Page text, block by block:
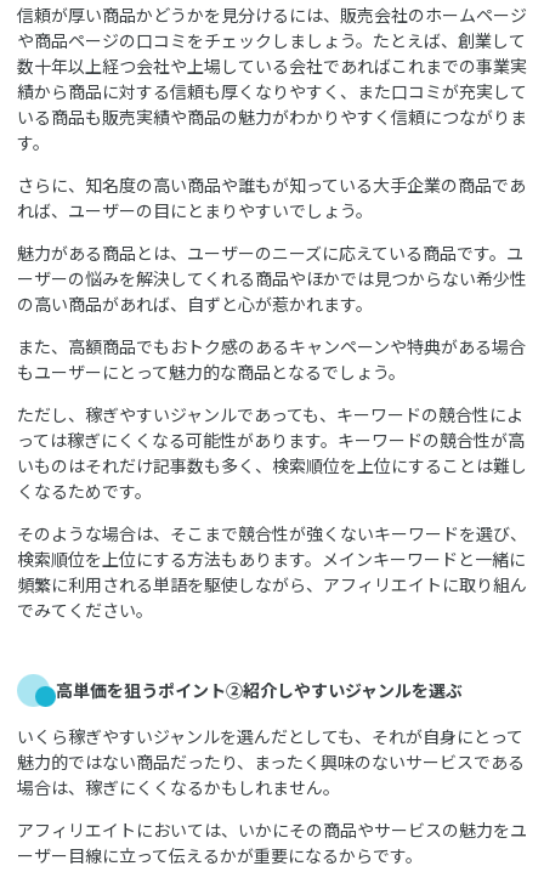
信頼が厚い商品かどうかを見分けるには、販売会社のホームページ
や商品ページの口コミをチェックしましょう。たとえば、創業して
数十年以上経つ会社や上場している会社であればこれまでの事業実
績から商品に対する信頼も厚くなりやすく、また口コミが充実して
いる商品も販売実績や商品の魅力がわかりやすく信頼につながりま
す。
さらに、知名度の高い商品や誰もが知っている大手企業の商品であ
れば、ユーザーの目にとまりやすいでしょう。
魅力がある商品とは、ユーザーのニーズに応えている商品です。ユ
ーザーの悩みを解決してくれる商品やほかでは見つからない希少性
の高い商品があれば、自ずと心が惹かれます。
また、高額商品でもおトク感のあるキャンペーンや特典がある場合
もユーザーにとって魅力的な商品となるでしょう。
ただし、稼ぎやすいジャンルであっても、キーワードの競合性によ
っては稼ぎにくくなる可能性があります。キーワードの競合性が高
いものはそれだけ記事数も多く、検索順位を上位にすることは難し
くなるためです。
そのような場合は、そこまで競合性が強くないキーワードを選び、
検索順位を上位にする方法もあります。メインキーワードと一緒に
頻繁に利用される単語を駆使しながら、アフィリエイトに取り組ん
でみてください。
高単価を狙うポイント②紹介しやすいジャンルを選ぶ
いくら稼ぎやすいジャンルを選んだとしても、それが自身にとって
魅力的ではない商品だったり、まったく興味のないサービスである
場合は、稼ぎにくくなるかもしれません。
アフィリエイトにおいては、いかにその商品やサービスの魅力をユ
ーザー目線に立って伝えるかが重要になるからです。